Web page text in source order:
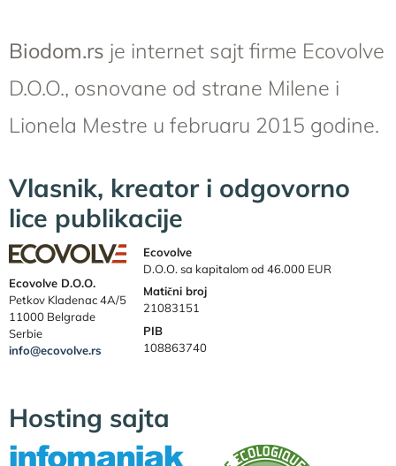
Biodom.rs je internet sajt firme Ecovolve
D.O.O., osnovane od strane Milene i
Lionela Mestre u februaru 2015 godine.
Vlasnik, kreator i odgovorno
lice publikacije
Ecovolve D.O.O.
Petkov Kladenac 4A/5
11000 Belgrade
Serbie
info@ecovolve.rs
Ecovolve
D.O.O. sa kapitalom od 46.000 EUR
Matični broj
21083151
PIB
108863740
Hosting sajta